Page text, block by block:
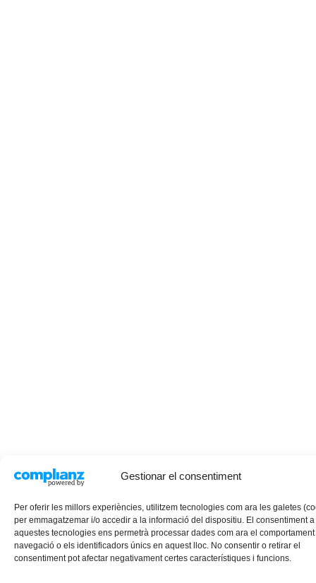
Gestionar el consentiment
Per oferir les millors experiències, utilitzem tecnologies com ara les galetes
per emmagatzemar i/o accedir a la informació del dispositiu. El consentiment a
aquestes tecnologies ens permetrà processar dades com ara el
navegació o els identificadors únics en aquest lloc. No consentir o retirar el
consentiment pot afectar negativament certes característiques i funcions.